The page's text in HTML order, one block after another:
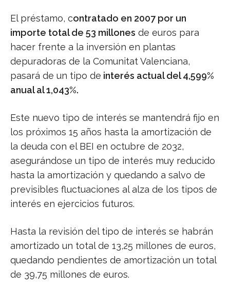
El préstamo, contratado en 2007 por un
importe total de 53 millones de euros para
hacer frente a la inversión en plantas
depuradoras de la Comunitat Valenciana,
pasará de un tipo de interés actual del 4,599%
anual al 1,043%.
Este nuevo tipo de interés se mantendrá fijo en
los próximos 15 años hasta la amortización de
la deuda con el BEI en octubre de 2032,
asegurándose un tipo de interés muy reducido
hasta la amortización y quedando a salvo de
previsibles fluctuaciones al alza de los tipos de
interés en ejercicios futuros.
Hasta la revisión del tipo de interés se habrán
amortizado un total de 13,25 millones de euros,
quedando pendientes de amortización un total
de 39,75 millones de euros.